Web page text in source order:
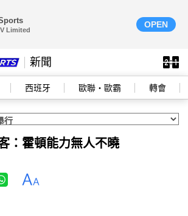
Limited
OPEN
新聞
西班牙 歐聯‧歐霸 轉會
：霍頓能力無人不曉